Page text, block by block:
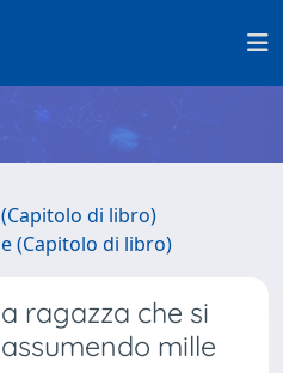
di libro)
(Capitolo di libro)
ragazza che si
mille